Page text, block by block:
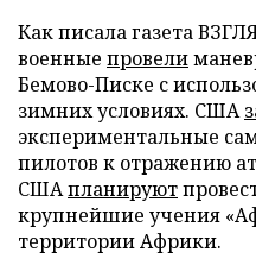
Как писала газета
военные провели
Бемово-Писке с
зимних условиях. США
экспериментальные
пилотов к отражению
СШАпланируют
крупнейшие учения
территории Африки.